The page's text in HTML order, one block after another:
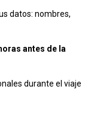
datos: nombres,
antes de la
durante el viaje